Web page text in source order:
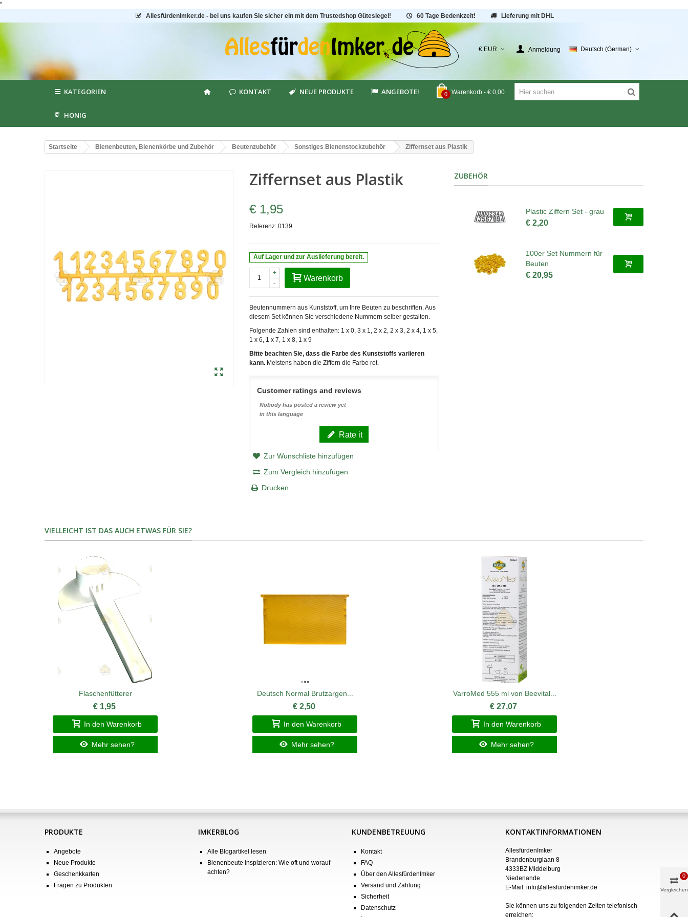
"
AllesfürdenImker.de - bei uns kaufen Sie sicher ein mit dem Trustedshop Gütesiegel!
60 Tage Bedenkzeit! Lieferung mit DHL
€ EUR Anmeldung Deutsch (German)
0 Warenkorb - € 0,00
KATEGORIEN KONTAKT NEUE PRODUKTE ANGEBOTE!
HONIG
Startseite Bienenbeuten, Bienenkörbe und Zubehör Beutenzubehör Sonstiges Bienenstockzubehör Ziffernset aus Plastik
Ziffernset aus Plastik
€ 1,95
Referenz: 0139
Auf Lager und zur Auslieferung bereit.
-
+
Warenkorb
Beutennummern aus Kunststoff, um Ihre Beuten zu beschriften. Aus
diesem Set können Sie verschiedene Nummern selber gestalten.
Folgende Zahlen sind enthalten: 1 x 0, 3 x 1, 2 x 2, 2 x 3, 2 x 4, 1 x 5,
1 x 6, 1 x 7, 1 x 8, 1 x 9
Bitte beachten Sie, dass die Farbe des Kunststoffs variieren
kann.Meistens haben die Ziffern die Farbe rot.
Customer ratings and reviews
Nobody has posted a review yet
in this language
Rate it
Zur Wunschliste hinzufügen
Zum Vergleich hinzufügen
Drucken
ZUBEHÖR
Plastic Ziffern Set - grau
€ 2,20
100er Set Nummern für
Beuten
€ 20,95
VIELLEICHT IST DAS AUCH ETWAS FÜR SIE?
Flaschenfütterer
€ 1,95
In den Warenkorb
Mehr sehen?
Deutsch Normal Brutzargen...
€ 2,50
In den Warenkorb
Mehr sehen?
VarroMed 555 ml von Beevital...
€ 27,07
In den Warenkorb
Mehr sehen?
PRODUKTE
Angebote
Neue Produkte
Geschenkkarten
Fragen zu Produkten
IMKERBLOG
Alle Blogartikel lesen
Bienenbeute inspizieren: Wie oft und worauf
achten?
KUNDENBETREUUNG
Kontakt
FAQ
Über den AllesfürdenImker
Versand und Zahlung
Sicherheit
Datenschutz
KONTAKTINFORMATIONEN
AllesfürdenImker
Brandenburglaan 8
4333BZ Middelburg
Niederlande
E-Mail: info@allesfürdenimker.de
Sie können uns zu folgenden Zeiten telefonisch
erreichen:
Vergleichen
0